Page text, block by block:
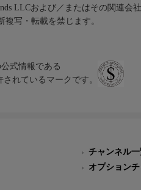
LLCおよび／またはその関連会
写・転載を禁じます。
式情報である
れているマークです。
チャンネル
オプション